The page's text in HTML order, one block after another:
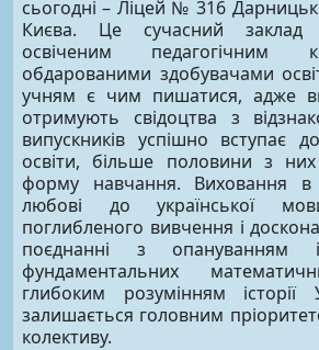
сьогодні – Ліцей № 316
Києва. Це сучасний заклад
освіченим педагогічним
обдарованими здобувачами
учням є чим пишатися, адже
отримують свідоцтва з
випускників успішно вступає
освіти, більше половини з
форму навчання. Виховання
любові до української
поглибленого вивчення і
поєднанні з опануванням
фундаментальних
глибоким розумінням
залишається головним
колективу.